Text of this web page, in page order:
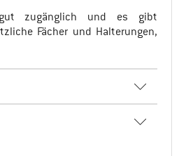
zugänglich und es gibt
Fächer und Halterungen,